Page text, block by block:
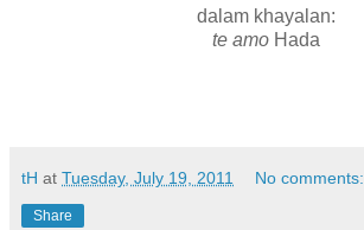
dalam khayalan:
te amoHada
tH at Tuesday, July 19, 2011 No comments:
Share